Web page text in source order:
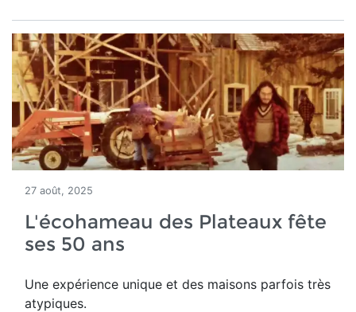
27 août, 2025
L'écohameau des Plateaux fête
ses 50 ans
Une expérience unique et des maisons parfois très
atypiques.